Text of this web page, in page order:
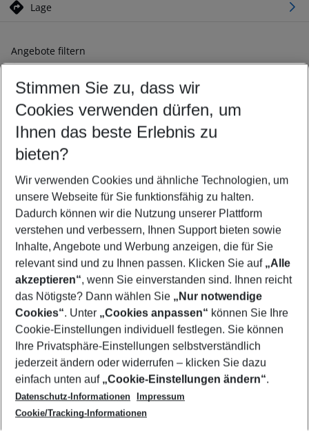
Lage
Angebote filtern
Ändern Sie Ihre Kriterien nach Ihren Wünschen
Abflughafen wählen
Beliebiger Abflughafen
Reisezeitraum wählen
12.08.26– 10.08.27 5-8 Nächte
2 Erwachsene Keine Kinder
Mehr Filter anzeigen
Footer
Footer navigation
Über uns
AGB
Cookie-Einstellungen ändern
Cookie-Richtlinie
Datenschutz
Service & Hilfe
Barrierefreies Reisen
Check-in
Folgen Sie uns
Stimmen Sie zu, dass wir
Cookies verwenden dürfen, um
Ihnen das beste Erlebnis zu
bieten?
Wir verwenden Cookies und ähnliche Technologien, um
unsere Webseite für Sie funktionsfähig zu halten.
Dadurch können wir die Nutzung unserer Plattform
verstehen und verbessern, Ihnen Support bieten sowie
Inhalte, Angebote und Werbung anzeigen, die für Sie
relevant sind und zu Ihnen passen. Klicken Sie auf „Alle
akzeptieren“, wenn Sie einverstanden sind. Ihnen reicht
das Nötigste? Dann wählen Sie „Nur notwendige
Cookies“. Unter „Cookies anpassen“ können Sie Ihre
Cookie-Einstellungen individuell festlegen. Sie können
Ihre Privatsphäre-Einstellungen selbstverständlich
jederzeit ändern oder widerrufen – klicken Sie dazu
einfach unten auf „Cookie-Einstellungen ändern“.
Datenschutz-Informationen
Impressum
Cookie/Tracking-Informationen